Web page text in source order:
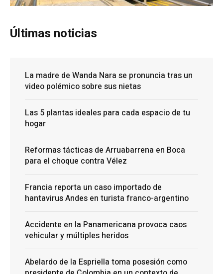
Últimas noticias
La madre de Wanda Nara se pronuncia tras un
video polémico sobre sus nietas
Las 5 plantas ideales para cada espacio de tu
hogar
Reformas tácticas de Arruabarrena en Boca
para el choque contra Vélez
Francia reporta un caso importado de
hantavirus Andes en turista franco-argentino
Accidente en la Panamericana provoca caos
vehicular y múltiples heridos
Abelardo de la Espriella toma posesión como